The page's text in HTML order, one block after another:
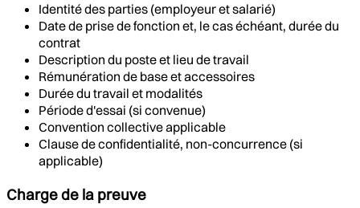
Identité des parties (employeur et salarié)
Date de prise de fonction et, le cas échéant, durée du
contrat
Description du poste et lieu de travail
Rémunération de base et accessoires
Durée du travail et modalités
Période d'essai (si convenue)
Convention collective applicable
Clause de confidentialité, non-concurrence (si
applicable)
Charge de la preuve